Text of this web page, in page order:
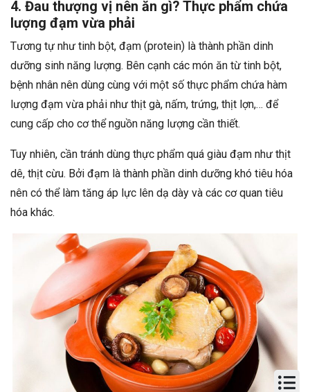
4. Đau thượng vị nên ăn gì? Thực phẩm chứa
lượng đạm vừa phải
Tương tự như tinh bột, đạm (protein) là thành phần dinh
dưỡng sinh năng lượng. Bên cạnh các món ăn từ tinh bột,
bệnh nhân nên dùng cùng với một số thực phẩm chứa hàm
lượng đạm vừa phải như thịt gà, nấm, trứng, thịt lợn,… để
cung cấp cho cơ thể nguồn năng lượng cần thiết.
Tuy nhiên, cần tránh dùng thực phẩm quá giàu đạm như thịt
dê, thịt cừu. Bởi đạm là thành phần dinh dưỡng khó tiêu hóa
nên có thể làm tăng áp lực lên dạ dày và các cơ quan tiêu
hóa khác.